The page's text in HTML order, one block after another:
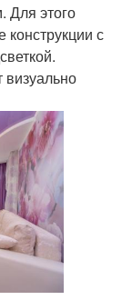
Для этого
с
визуально